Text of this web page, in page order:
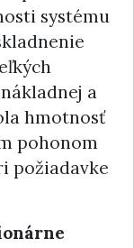
systému
a
hmotnosť
pohonom
požiadavke